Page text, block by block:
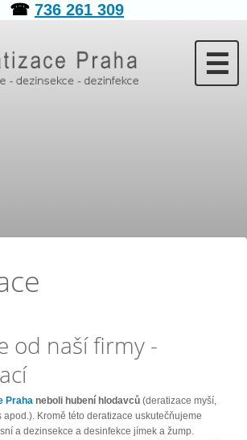
☎ 736 261 309
☰
od naší firmy -
Praha neboli hubení hlodavců (deratizace myší,
apod.). Kromě této deratizace uskutečňujeme
a dezinsekce a desinfekce jímek a žump.